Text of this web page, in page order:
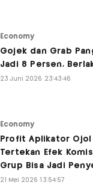
Economy
Gojek dan Grab
Jadi 8 Persen,
23 Juni 2026 23:43:46
Economy
Profit Aplikator
Tertekan Efek
Grup Bisa Jadi
21 Mei 2026 13:54:57